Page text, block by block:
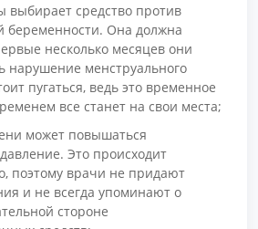
выбирает средство против
беременности. Она должна
несколько месяцев они
нарушение менструального
пугаться, ведь это временное
все станет на свои места;
может повышаться
Это происходит
поэтому врачи не придают
и не всегда упоминают о
стороне